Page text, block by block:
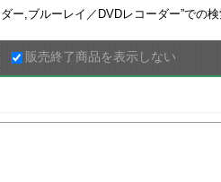
ー,ブルーレイ／DVDレコーダー”での
販売終了商品を表示しない